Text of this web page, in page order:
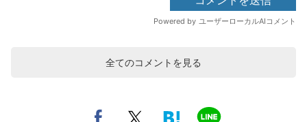
全てのコメントを見る